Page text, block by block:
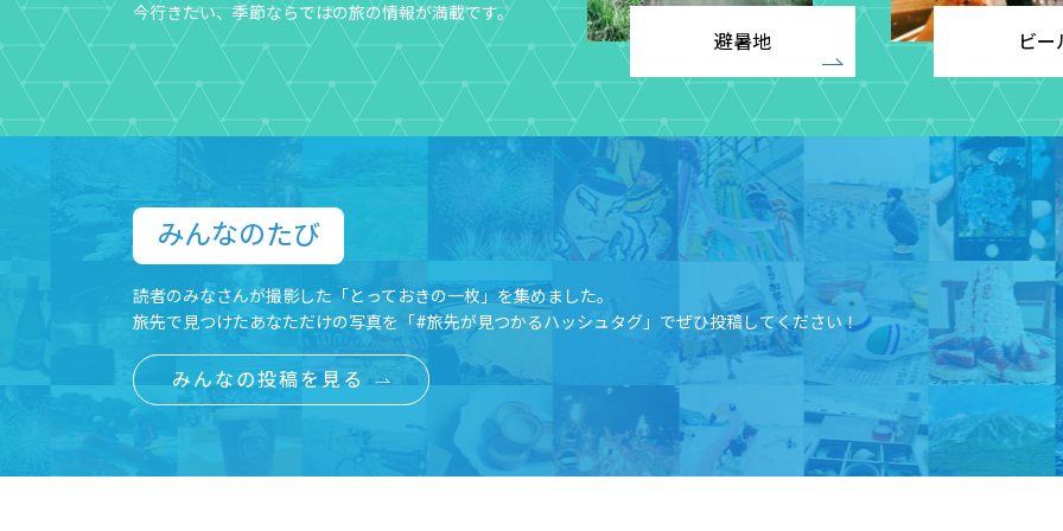
今行きたい、季節ならではの旅の情報が満載です。
避暑地 ビー
みんなのたび​
読者のみなさんが撮影した「とっておきの一枚」を集めました。​
旅先で見つけたあなただけの写真を「#旅先が見つかるハッシュタグ」でぜひ投稿してください！​
みんなの投稿を見る